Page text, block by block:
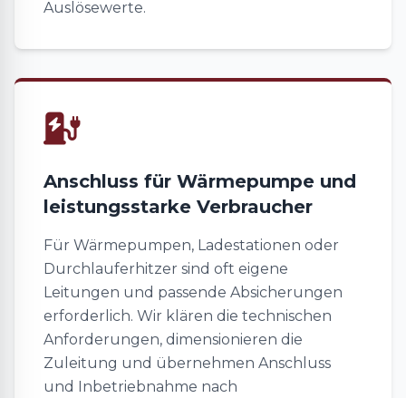
Auslösewerte.
Anschluss für Wärmepumpe und
leistungsstarke Verbraucher
Für Wärmepumpen, Ladestationen oder
Durchlauferhitzer sind oft eigene
Leitungen und passende Absicherungen
erforderlich. Wir klären die technischen
Anforderungen, dimensionieren die
Zuleitung und übernehmen Anschluss
und Inbetriebnahme nach